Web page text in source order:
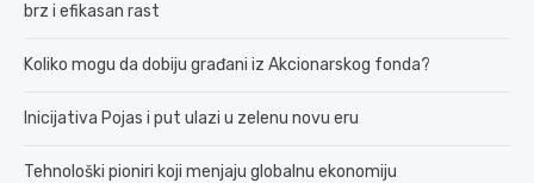
brz i efikasan rast
Koliko mogu da dobiju građani iz Akcionarskog fonda?
Inicijativa Pojas i put ulazi u zelenu novu eru
Tehnološki pioniri koji menjaju globalnu ekonomiju